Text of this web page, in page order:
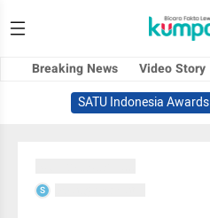
Breaking News Video Story
SATU Indonesia Awards
S